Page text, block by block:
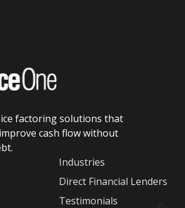
factoring solutions that
cash flow without
Industries
Direct Financial Lenders
Testimonials